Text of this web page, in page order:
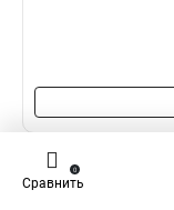
Сравнить
0